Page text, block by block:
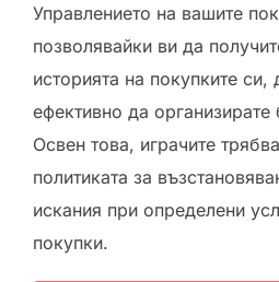
Управлението на вашите
позволявайки ви да
историята на покупките си,
ефективно да организирате
Освен това, играчите
политиката за
искания при определени
покупки.